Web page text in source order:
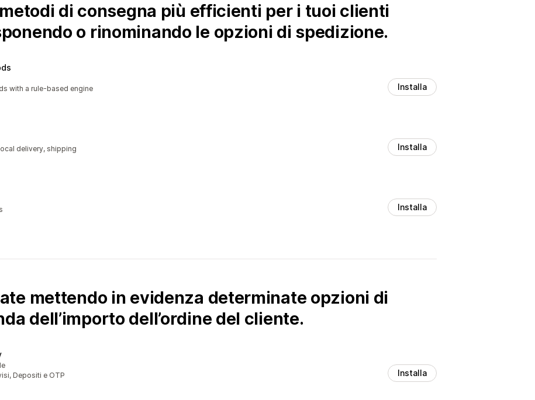
di consegna più efficienti per i tuoi clienti
o rinominando le opzioni di spedizione.
with a rule-based engine
Installa
delivery, shipping
Installa
Installa
mettendo in evidenza determinate opzioni di
dell’importo dell’ordine del cliente.
Depositi e OTP
Installa